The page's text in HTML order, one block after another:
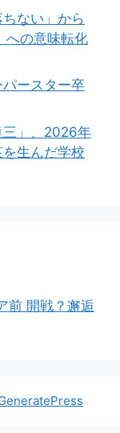
ない」から
への意味転化
ースター卒
三」、2026年
生んだ学校
前 開戦？邂逅